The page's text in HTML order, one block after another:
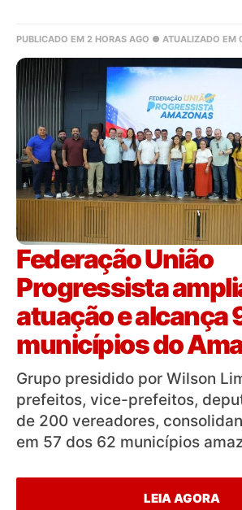
PUBLICADO EM 2 HORAS AGO ● ATUALIZADO
Federação União
Progressista
atuação e alcança
municípios do
Grupo presidido por Wilson
prefeitos, vice-prefeitos,
de 200 vereadores,
em 57 dos 62 municípios
LEIA AGORA